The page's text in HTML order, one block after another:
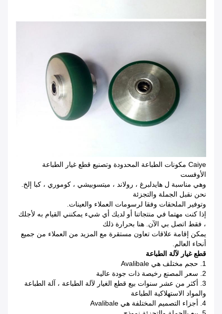
Caiye مكونات الطباعة المحدودة وتصنيع قطع غيار الطباعة
الأوفست
وهي مناسبة ل هايدلبرغ ، رولاند ، ميتسوبيشي ، كوموري ، كبا إلخ.
نحن نقبل الجملة والتجزئة
وتوفير الملحقات وفقا لرسومات العملاء والعينات.
إذا كنت مهتما في منتجاتنا أو لديك أي شيء يمكنني القيام به لأجلك
، فقط اتصل بي الآن. هنا بحرارة ذلك
يمكن إقامة علاقات تعاون مستقرة مع المزيد من العملاء من جميع
أنحاء العالم.
قطع غيار لآلة الطباعة
1. حجم مختلف هي Avalibale
2. سعر المصنع رخيصة ذات جودة عالية
3. أكثر من عشر سنوات بيع قطع الغيار لآلة الطباعة ، آلة الطباعة
والمواد الاستهلاكية الطباعة
4. أجزاء التصميم المختلفة هي Avalibale